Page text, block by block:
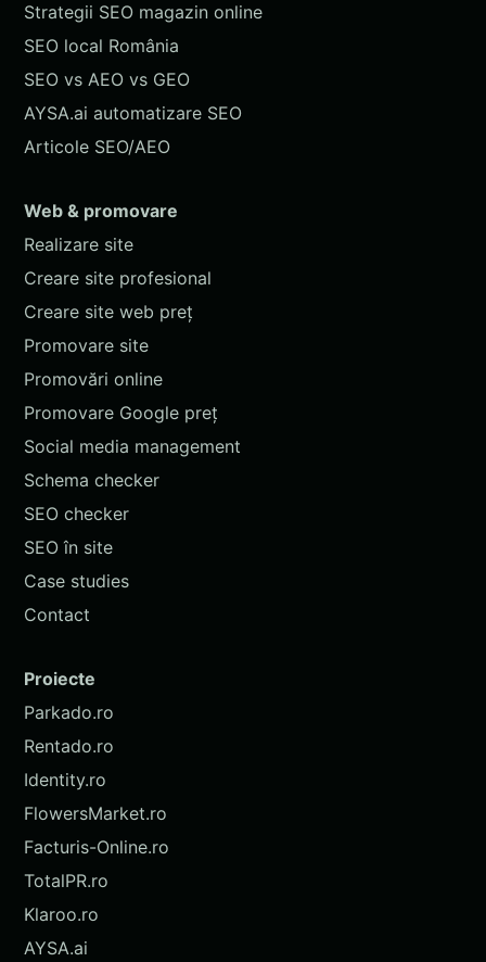
Strategii SEO magazin online
SEO local România
SEO vs AEO vs GEO
AYSA.ai automatizare SEO
Articole SEO/AEO
Web & promovare
Realizare site
Creare site profesional
Creare site web preț
Promovare site
Promovări online
Promovare Google preț
Social media management
Schema checker
SEO checker
SEO în site
Case studies
Contact
Proiecte
Parkado.ro
Rentado.ro
Identity.ro
FlowersMarket.ro
Facturis-Online.ro
TotalPR.ro
Klaroo.ro
AYSA.ai